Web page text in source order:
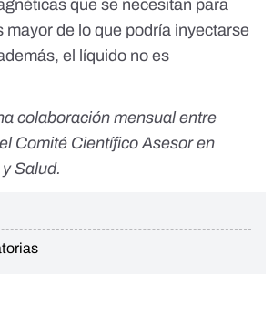
que se necesitan para
mayor de lo que podría inyectarse
el líquido no es
colaboración mensual entre
Comité Científico Asesor en
Salud.